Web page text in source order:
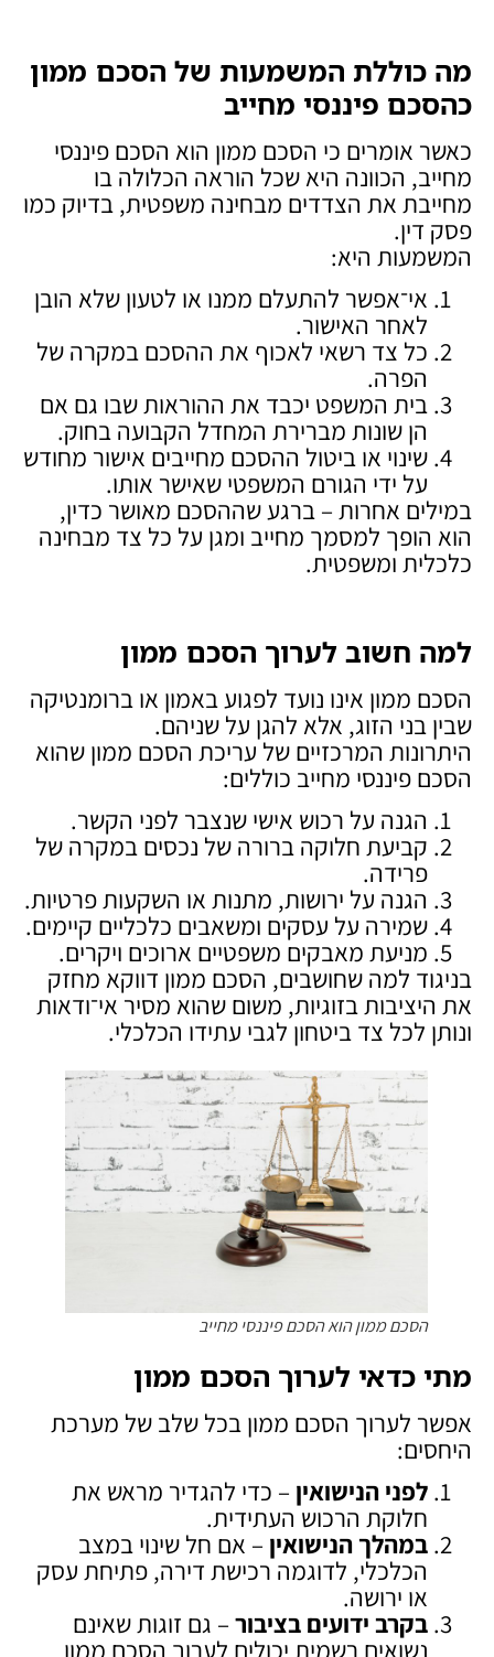
מה כוללת המשמעות של הסכם ממון
כהסכם פיננסי מחייב
כאשר אומרים כי הסכם ממון הוא הסכם פיננסי
מחייב, הכוונה היא שכל הוראה הכלולה בו
מחייבת את הצדדים מבחינה משפטית, בדיוק כמו
פסק דין.
המשמעות היא:
אי־אפשר להתעלם ממנו או לטעון שלא הובן
לאחר האישור.
כל צד רשאי לאכוף את ההסכם במקרה של
הפרה.
בית המשפט יכבד את ההוראות שבו גם אם
הן שונות מברירת המחדל הקבועה בחוק.
שינוי או ביטול ההסכם מחייבים אישור מחודש
על ידי הגורם המשפטי שאישר אותו.
במילים אחרות – ברגע שההסכם מאושר כדין,
הוא הופך למסמך מחייב ומגן על כל צד מבחינה
כלכלית ומשפטית.
למה חשוב לערוך הסכם ממון
הסכם ממון אינו נועד לפגוע באמון או ברומנטיקה
שבין בני הזוג, אלא להגן על שניהם.
היתרונות המרכזיים של עריכת הסכם ממון שהוא
הסכם פיננסי מחייב כוללים:
הגנה על רכוש אישי שנצבר לפני הקשר.
קביעת חלוקה ברורה של נכסים במקרה של
פרידה.
הגנה על ירושות, מתנות או השקעות פרטיות.
שמירה על עסקים ומשאבים כלכליים קיימים.
מניעת מאבקים משפטיים ארוכים ויקרים.
בניגוד למה שחושבים, הסכם ממון דווקא מחזק
את היציבות בזוגיות, משום שהוא מסיר אי־ודאות
ונותן לכל צד ביטחון לגבי עתידו הכלכלי.
הסכם ממון הוא הסכם פיננסי מחייב
מתי כדאי לערוך הסכם ממון
אפשר לערוך הסכם ממון בכל שלב של מערכת
היחסים:
לפני הנישואין – כדי להגדיר מראש את
חלוקת הרכוש העתידית.
במהלך הנישואין – אם חל שינוי במצב
הכלכלי, לדוגמה רכישת דירה, פתיחת עסק
או ירושה.
בקרב ידועים בציבור – גם זוגות שאינם
נשואים רשמית יכולים לערוך הסכם ממון